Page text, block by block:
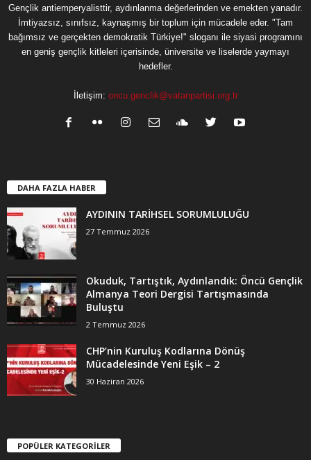
Gençlik antiemperyalisttir, aydınlanma değerlerinden ve emekten yanadır.
İmtiyazsız, sınıfsız, kaynaşmış bir toplum için mücadele eder. "Tam
bağımsız ve gerçekten demokratik Türkiye!" sloganı ile siyasi programını
en geniş gençlik kitleleri içerisinde, üniversite ve liselerde yaymayı
hedefler.
İletişim: oncu.genclik@vatanpartisi.org.tr
DAHA FAZLA HABER
AYDININ TARİHSEL SORUMLULUĞU
27 Temmuz 2026
Okuduk, Tartıştık, Aydınlandık: Öncü Gençlik
Almanya Teori Dergisi Tartışmasında
Buluştu
2 Temmuz 2026
CHP’nin Kuruluş Kodlarına Dönüş
Mücadelesinde Yeni Eşik – 2
30 Haziran 2026
POPÜLER KATEGORİLER